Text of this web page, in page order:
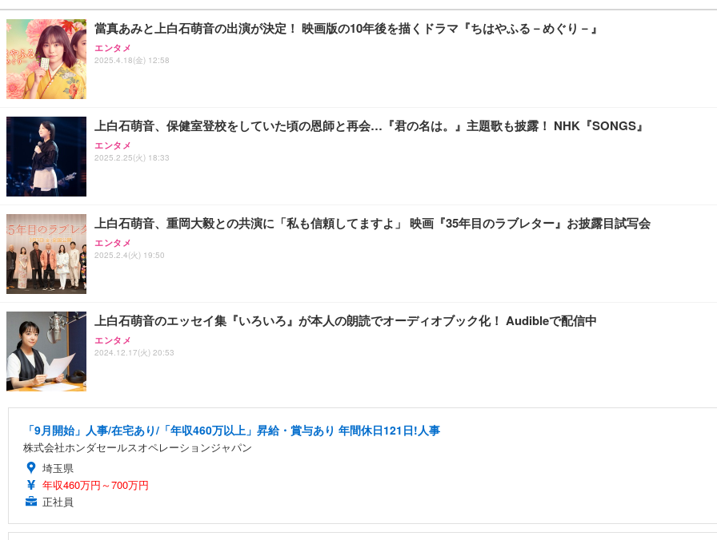
當真あみと上白石萌音の出演が決定！ 映画版の10年後を描くドラマ『ちはやふる－めぐり－』
エンタメ
2025.4.18(金) 12:58
上白石萌音、保健室登校をしていた頃の恩師と再会…『君の名は。』主題歌も披露！ NHK『SONGS』
エンタメ
2025.2.25(火) 18:33
上白石萌音、重岡大毅との共演に「私も信頼してますよ」 映画『35年目のラブレター』お披露目試写会
エンタメ
2025.2.4(火) 19:50
上白石萌音のエッセイ集『いろいろ』が本人の朗読でオーディオブック化！ Audibleで配信中
エンタメ
2024.12.17(火) 20:53
「9月開始」人事/在宅あり/「年収460万以上」昇給・賞与あり 年間休日121日!人事
株式会社ホンダセールスオペレーションジャパン
埼玉県
年収460万円～700万円
正社員